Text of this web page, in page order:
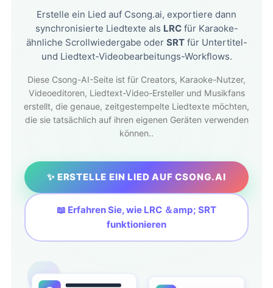
Erstelle ein Lied auf Csong.ai, exportiere dann
synchronisierte Liedtexte als LRCfür Karaoke-
ähnliche Scrollwiedergabe oder SRTfür Untertitel-
und Liedtext-Videobearbeitungs-Workflows.
Diese Csong-AI-Seite ist für Creators, Karaoke-Nutzer,
Videoeditoren, Liedtext-Video-Ersteller und Musikfans
erstellt, die genaue, zeitgestempelte Liedtexte möchten,
die sie tatsächlich auf ihren eigenen Geräten verwenden
können..
✨ ERSTELLE EIN LIED AUF CSONG.AI
📖 Erfahren Sie, wie LRC ＆amp; SRT
funktionieren